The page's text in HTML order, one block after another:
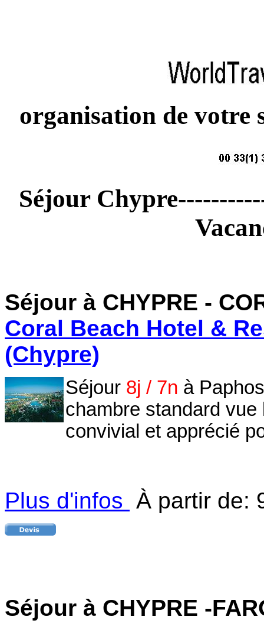
organisation de votre
Séjour
Séjour à CHYPRE -
Coral Beach Hotel &
(Chypre)
Séjour 8j / 7n à
chambre standard
convivial et apprécié
Plus d'infos À partir de:
Séjour à CHYPRE -